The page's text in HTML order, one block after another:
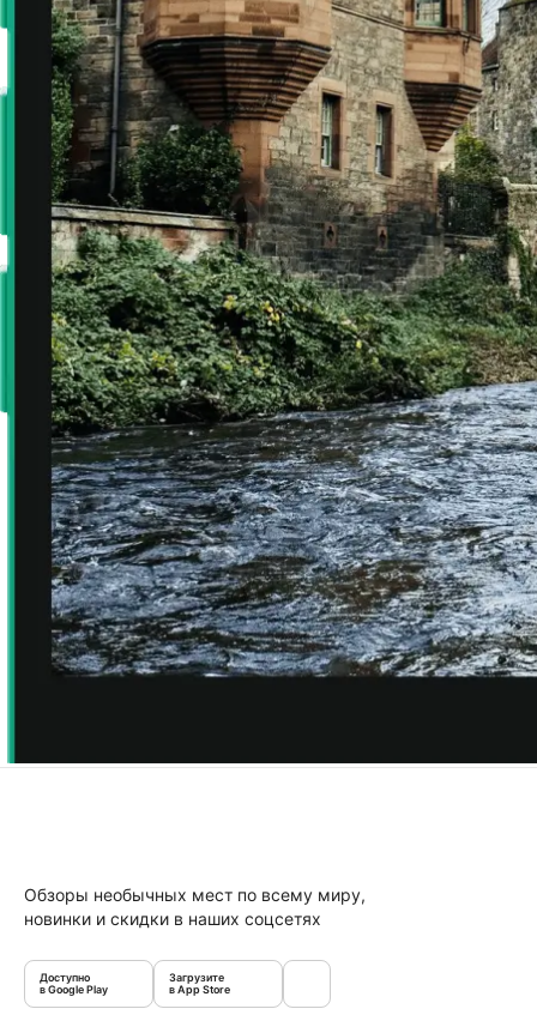
Обзоры необычных мест по всему миру,
новинки и скидки в наших соцсетях
Доступно
в Google Play
Загрузите
в App Store